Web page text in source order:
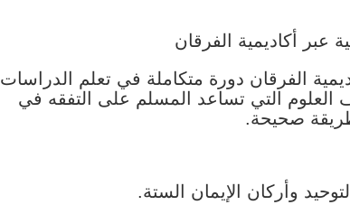
عبر أكاديمية الفرقان
الفرقان دورة متكاملة في تعلم الدراسات
العلوم التي تساعد المسلم على التفقه في
صحيحة.
وأركان الإيمان الستة.